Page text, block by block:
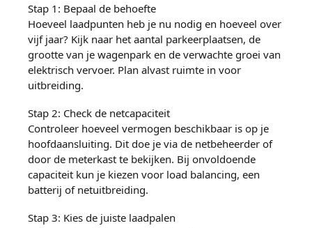
Stap 1: Bepaal de behoefte
Hoeveel laadpunten heb je nu nodig en hoeveel over
vijf jaar? Kijk naar het aantal parkeerplaatsen, de
grootte van je wagenpark en de verwachte groei van
elektrisch vervoer. Plan alvast ruimte in voor
uitbreiding.
Stap 2: Check de netcapaciteit
Controleer hoeveel vermogen beschikbaar is op je
hoofdaansluiting. Dit doe je via de netbeheerder of
door de meterkast te bekijken. Bij onvoldoende
capaciteit kun je kiezen voor load balancing, een
batterij of netuitbreiding.
Stap 3: Kies de juiste laadpalen